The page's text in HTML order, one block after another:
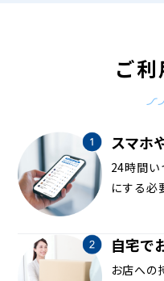
ご
スマホ
24時間
にする必
自宅で
お店への